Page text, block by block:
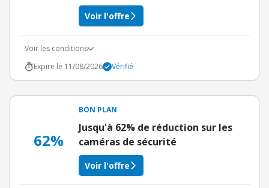
Voir l'offre
Voir les conditions
Expire le 11/08/2026
Vérifié
62%
BON PLAN
Jusqu'à 62% de réduction sur les
caméras de sécurité
Voir l'offre